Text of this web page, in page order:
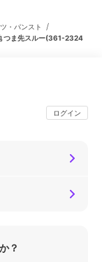
・パンスト /
つま先スルー(361-2324
ログイン
？